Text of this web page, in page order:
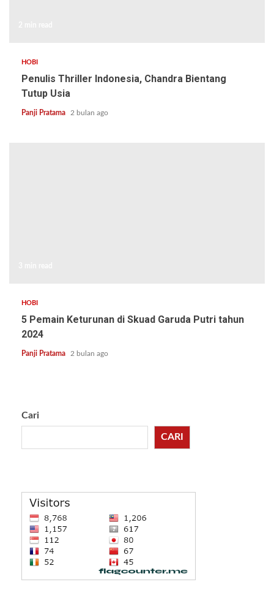
HOBI
Penulis Thriller Indonesia, Chandra Bientang
Tutup Usia
Panji Pratama 2 bulan ago
HOBI
5 Pemain Keturunan di Skuad Garuda Putri tahun
2024
Panji Pratama 2 bulan ago
Cari
CARI